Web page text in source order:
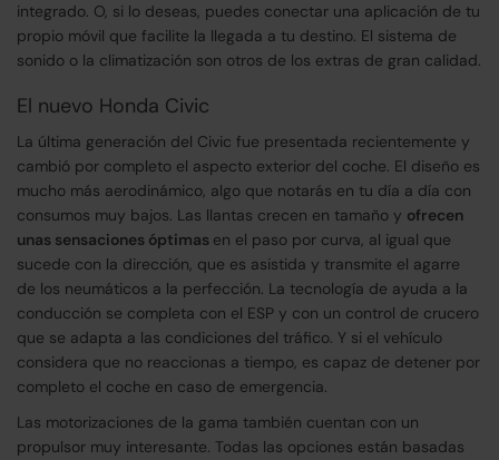
integrado. O, si lo deseas, puedes conectar una aplicación de tu
propio móvil que facilite la llegada a tu destino. El sistema de
sonido o la climatización son otros de los extras de gran calidad.
El nuevo Honda Civic
La última generación del Civic fue presentada recientemente y
cambió por completo el aspecto exterior del coche. El diseño es
mucho más aerodinámico, algo que notarás en tu día a día con
consumos muy bajos. Las llantas crecen en tamaño y ofrecen
unas sensaciones óptimas en el paso por curva, al igual que
sucede con la dirección, que es asistida y transmite el agarre
de los neumáticos a la perfección. La tecnología de ayuda a la
conducción se completa con el ESP y con un control de crucero
que se adapta a las condiciones del tráfico. Y si el vehículo
considera que no reaccionas a tiempo, es capaz de detener por
completo el coche en caso de emergencia.
Las motorizaciones de la gama también cuentan con un
propulsor muy interesante. Todas las opciones están basadas